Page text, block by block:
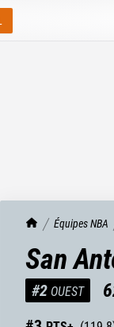
TrashTalk Actu
Équipes NBA
San
#2 OUEST